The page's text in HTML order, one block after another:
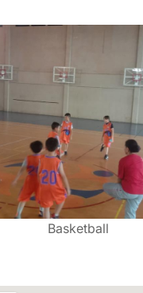
Basketball